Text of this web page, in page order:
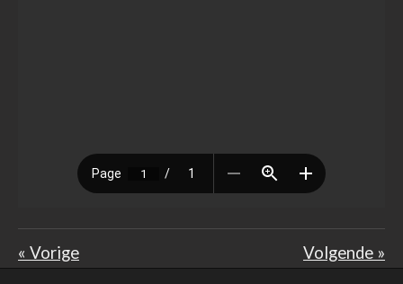
« Vorige Volgende »